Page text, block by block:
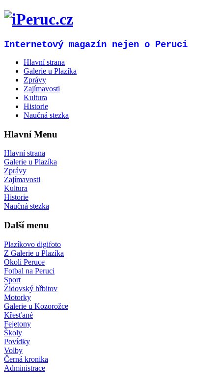
Internetový magazín nejen o Peruci
Hlavní strana
Galerie u Plazíka
Zprávy
Zajímavosti
Kultura
Historie
Naučná stezka
Hlavní Menu
Hlavní strana
Galerie u Plazíka
Zprávy
Zajímavosti
Kultura
Historie
Naučná stezka
Další menu
Plazíkovo digifoto
Z Galerie u Plazíka
Okolí Peruce
Fotbal na Peruci
Sport
Židovský hřbitov
Motorky
Galerie u Kozorožce
Křesťané
Fejetony
Školy
Povídky
Volby
Černá kronika
Administrace